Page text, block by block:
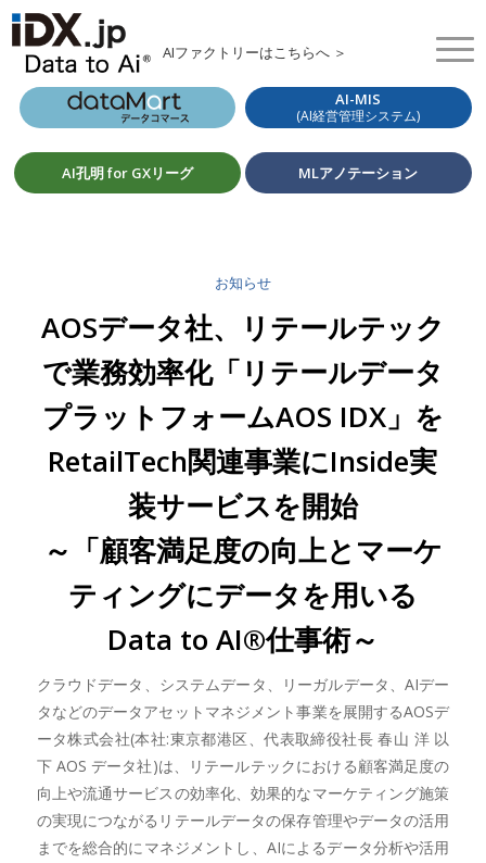
AIファクトリーはこちらへ ＞
AI-MIS
(AI経営管理システム)
AI孔明 for GXリーグ MLアノテーション
お知らせ
AOSデータ社、リテールテック
で業務効率化「リテールデータ
プラットフォームAOS IDX」を
RetailTech関連事業にInside実
装サービスを開始
～「顧客満足度の向上とマーケ
ティングにデータを用いる
Data to AI®仕事術～
クラウドデータ、システムデータ、リーガルデータ、AIデー
タなどのデータアセットマネジメント事業を展開するAOSデ
ータ株式会社(本社:東京都港区、代表取締役社長 春山 洋 以
下 AOS データ社)は、リテールテックにおける顧客満足度の
向上や流通サービスの効率化、効果的なマーケティング施策
の実現につながるリテールデータの保存管理やデータの活用
までを総合的にマネジメントし、AIによるデータ分析や活用